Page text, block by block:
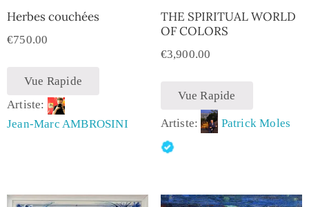
Herbes couchées
€750.00
Vue Rapide
Artiste:
Jean-Marc AMBROSINI
THE SPIRITUAL WORLD
OF COLORS
€3,900.00
Vue Rapide
Artiste: Patrick Moles